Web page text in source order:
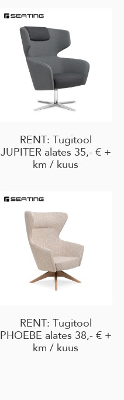
RENT: Tugitool
JUPITER alates 35,- € +
km / kuus
RENT: Tugitool
PHOEBE alates 38,- € +
km / kuus